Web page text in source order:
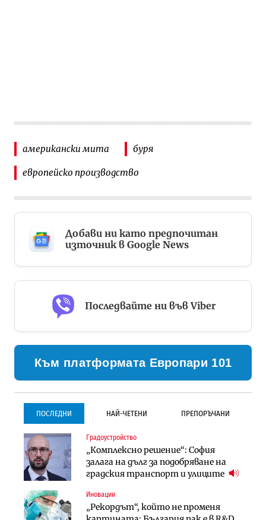
американски мита буря
европейско производство
Добави ни като предпочитан
източник в Google News
Последвайте ни във Viber
Към платформата Европари 101
ПОСЛЕДНИ НАЙ-ЧЕТЕНИ ПРЕПОРЪЧАНИ
Градоустройство
„Комплексно решение“: София
залага на дълг за подобряване на
градския транспорт и улиците
Иновации
„Рекордът“, който не променя
Градоустройство
Столична община избра
изпълнител за преместването на
трамвайното трасе по бул.
Инфраструктура
Проектирането на тунела под
Инфраструктура
Проектирането на тунела под
Петрохан ще върви паралелно с
екологичните оценки
Компании
„Хювефарма“ подписа договор за